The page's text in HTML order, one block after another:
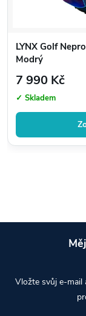
LYNX Golf
Modrý
7 990 Kč
✓ Skladem
Vložte svůj e-mail